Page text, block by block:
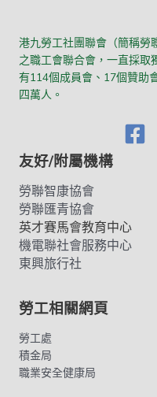
港九勞工社團聯會（簡稱勞
之職工會聯合會，一直採取
有114個成員會、17個贊助
四萬人。
友好/附屬機構
勞聯智康協會
勞聯匯青協會
英才賽馬會教育中心
機電聯社會服務中心
東興旅行社
勞工相關網頁
勞工處
積金局
職業安全健康局